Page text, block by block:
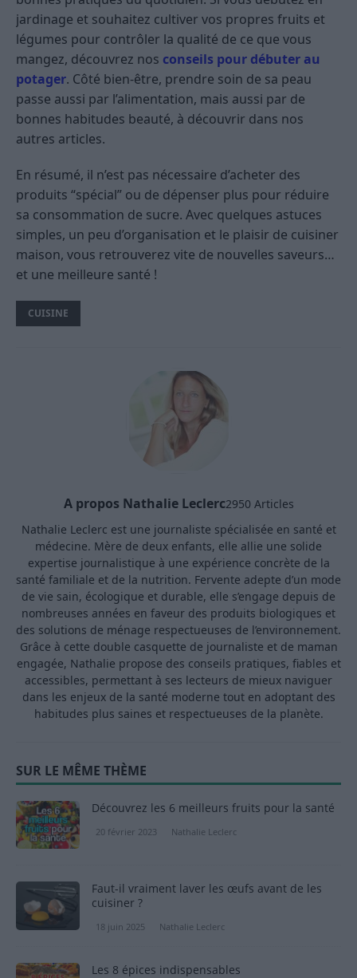
jardinage et souhaitez cultiver vos propres fruits et
légumes pour contrôler la qualité de ce que vous
mangez, découvrez nos conseils pour débuter au
potager. Côté bien-être, prendre soin de sa peau
passe aussi par l’alimentation, mais aussi par de
bonnes habitudes beauté, à découvrir dans nos
autres articles.
En résumé, il n’est pas nécessaire d’acheter des
produits “spécial” ou de dépenser plus pour réduire
sa consommation de sucre. Avec quelques astuces
simples, un peu d’organisation et le plaisir de cuisiner
maison, vous retrouverez vite de nouvelles saveurs…
et une meilleure santé !
CUISINE
A propos Nathalie Leclerc2950 Articles
Nathalie Leclerc est une journaliste spécialisée en santé et
médecine. Mère de deux enfants, elle allie une solide
expertise journalistique à une expérience concrète de la
santé familiale et de la nutrition. Fervente adepte d’un mode
de vie sain, écologique et durable, elle s’engage depuis de
nombreuses années en faveur des produits biologiques et
des solutions de ménage respectueuses de l’environnement.
Grâce à cette double casquette de journaliste et de maman
engagée, Nathalie propose des conseils pratiques, fiables et
accessibles, permettant à ses lecteurs de mieux naviguer
dans les enjeux de la santé moderne tout en adoptant des
habitudes plus saines et respectueuses de la planète.
SUR LE MÊME THÈME
Découvrez les 6 meilleurs fruits pour la santé
20 février 2023 Nathalie Leclerc
Faut-il vraiment laver les œufs avant de les
cuisiner ?
18 juin 2025 Nathalie Leclerc
Les 8 épices indispensables